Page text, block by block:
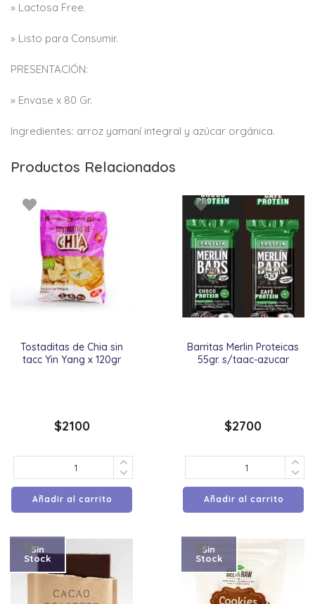
» Lactosa Free.
» Listo para Consumir.
PRESENTACIÓN:
» Envase x 80 Gr.
Ingredientes: arroz yamaní integral y azúcar orgánica.
Productos Relacionados
Tostaditas de Chia sin
tacc Yin Yang x 120gr
$2100
Añadir al carrito
Barritas Merlin Proteicas
55gr. s/taac-azucar
$2700
Añadir al carrito
Sin
Stock
Sin
Stock